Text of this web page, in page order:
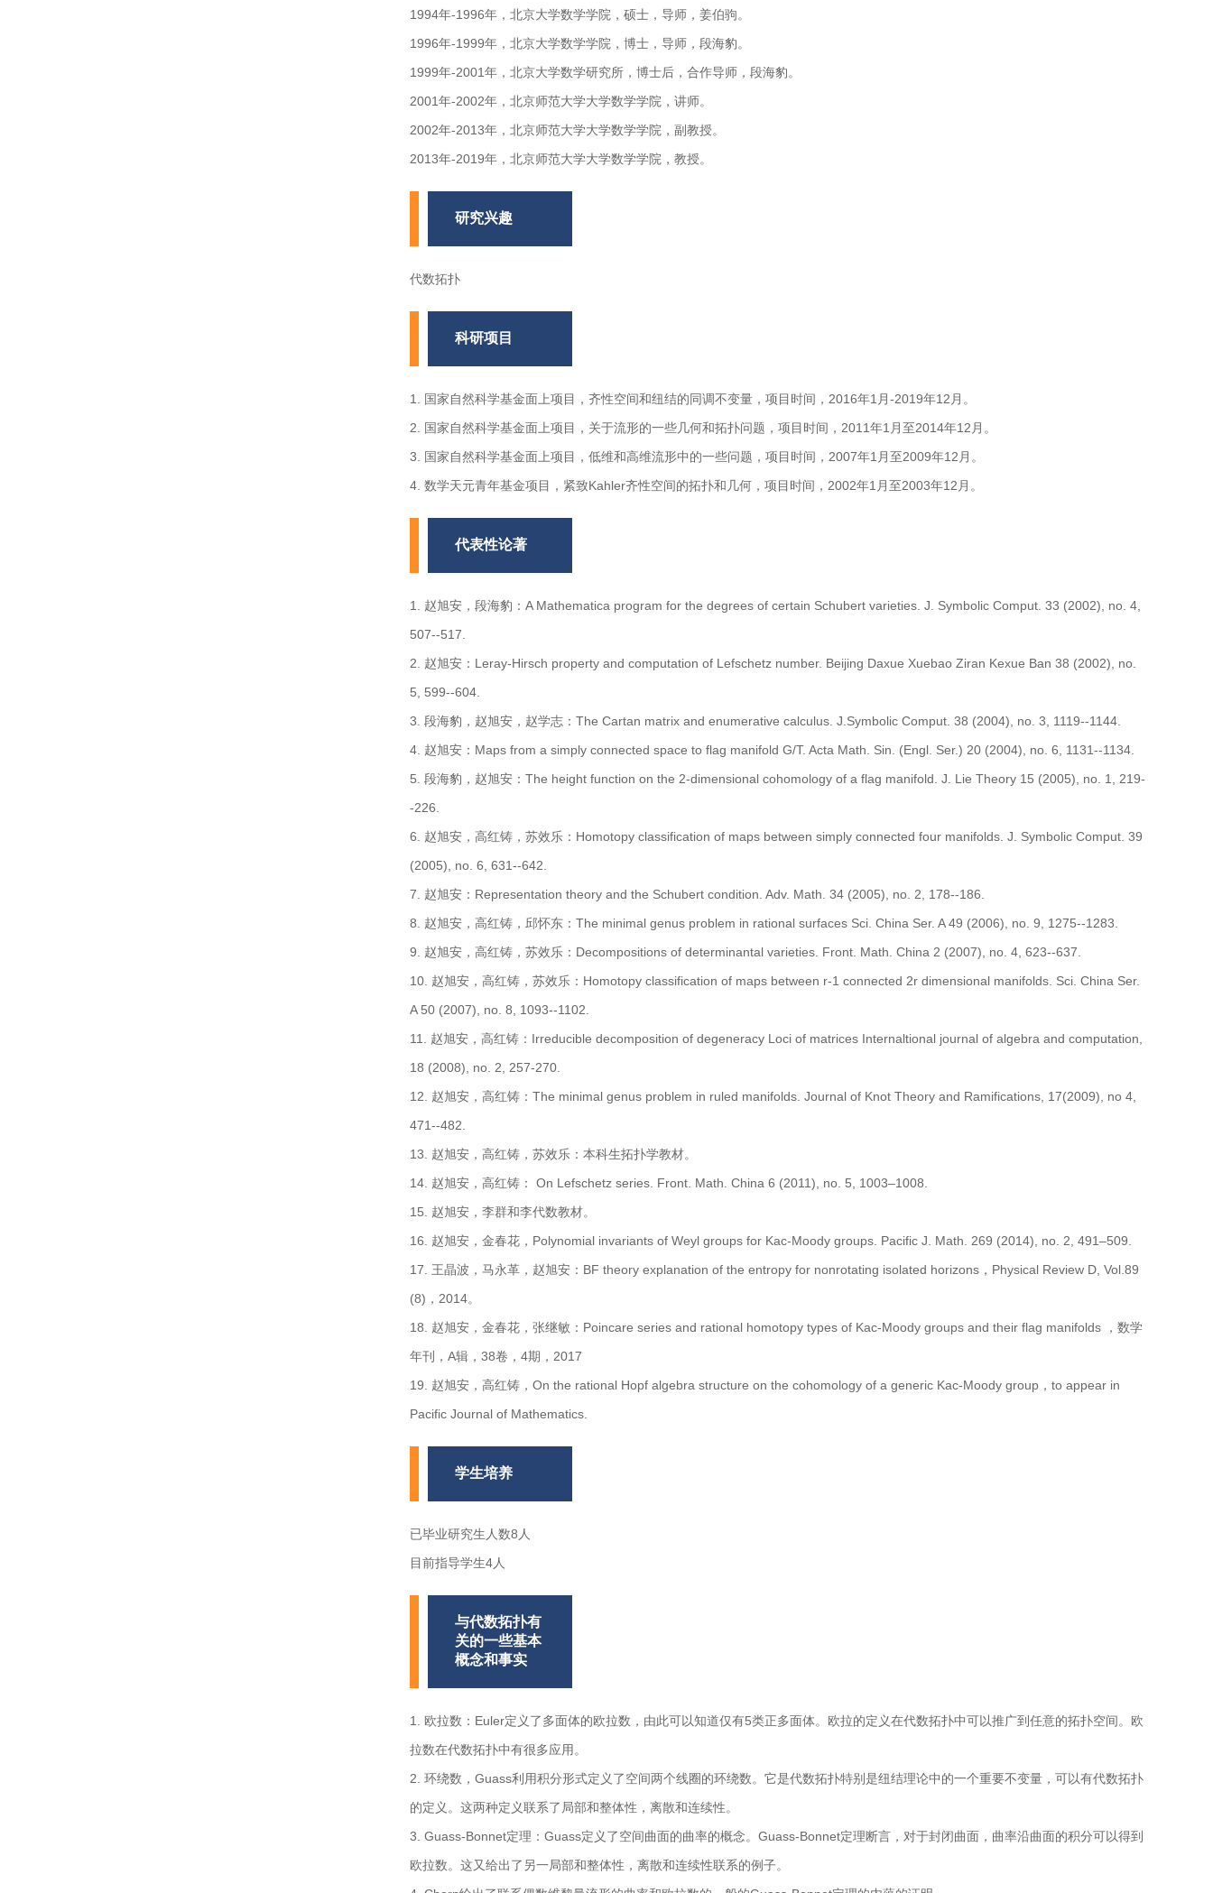
1994年-1996年，北京大学数学学院，硕士，导师，姜伯驹。
1996年-1999年，北京大学数学学院，博士，导师，段海豹。
1999年-2001年，北京大学数学研究所，博士后，合作导师，段海豹。
2001年-2002年，北京师范大学大学数学学院，讲师。
2002年-2013年，北京师范大学大学数学学院，副教授。
2013年-2019年，北京师范大学大学数学学院，教授。
研究兴趣
代数拓扑
科研项目
1. 国家自然科学基金面上项目，齐性空间和纽结的同调不变量，项目时间，2016年1月-2019年12月。
2. 国家自然科学基金面上项目，关于流形的一些几何和拓扑问题，项目时间，2011年1月至2014年12月。
3. 国家自然科学基金面上项目，低维和高维流形中的一些问题，项目时间，2007年1月至2009年12月。
4. 数学天元青年基金项目，紧致Kahler齐性空间的拓扑和几何，项目时间，2002年1月至2003年12月。
代表性论著
1. 赵旭安，段海豹：A Mathematica program for the degrees of certain Schubert varieties. J. Symbolic Comput. 33 (2002), no. 4,
507--517.
2. 赵旭安：Leray-Hirsch property and computation of Lefschetz number. Beijing Daxue Xuebao Ziran Kexue Ban 38 (2002), no.
5, 599--604.
3. 段海豹，赵旭安，赵学志：The Cartan matrix and enumerative calculus. J.Symbolic Comput. 38 (2004), no. 3, 1119--1144.
4. 赵旭安：Maps from a simply connected space to flag manifold G/T. Acta Math. Sin. (Engl. Ser.) 20 (2004), no. 6, 1131--1134.
5. 段海豹，赵旭安：The height function on the 2-dimensional cohomology of a flag manifold. J. Lie Theory 15 (2005), no. 1, 219-
-226.
6. 赵旭安，高红铸，苏效乐：Homotopy classification of maps between simply connected four manifolds. J. Symbolic Comput. 39
(2005), no. 6, 631--642.
7. 赵旭安：Representation theory and the Schubert condition. Adv. Math. 34 (2005), no. 2, 178--186.
8. 赵旭安，高红铸，邱怀东：The minimal genus problem in rational surfaces Sci. China Ser. A 49 (2006), no. 9, 1275--1283.
9. 赵旭安，高红铸，苏效乐：Decompositions of determinantal varieties. Front. Math. China 2 (2007), no. 4, 623--637.
10. 赵旭安，高红铸，苏效乐：Homotopy classification of maps between r-1 connected 2r dimensional manifolds. Sci. China Ser.
A 50 (2007), no. 8, 1093--1102.
11. 赵旭安，高红铸：Irreducible decomposition of degeneracy Loci of matrices Internaltional journal of algebra and computation,
18 (2008), no. 2, 257-270.
12. 赵旭安，高红铸：The minimal genus problem in ruled manifolds. Journal of Knot Theory and Ramifications, 17(2009), no 4,
471--482.
13. 赵旭安，高红铸，苏效乐：本科生拓扑学教材。
14. 赵旭安，高红铸： On Lefschetz series. Front. Math. China 6 (2011), no. 5, 1003–1008.
15. 赵旭安，李群和李代数教材。
16. 赵旭安，金春花，Polynomial invariants of Weyl groups for Kac-Moody groups. Pacific J. Math. 269 (2014), no. 2, 491–509.
17. 王晶波，马永革，赵旭安：BF theory explanation of the entropy for nonrotating isolated horizons，Physical Review D, Vol.89
(8)，2014。
18. 赵旭安，金春花，张继敏：Poincare series and rational homotopy types of Kac-Moody groups and their flag manifolds ，数学
年刊，A辑，38卷，4期，2017
19. 赵旭安，高红铸，On the rational Hopf algebra structure on the cohomology of a generic Kac-Moody group，to appear in
Pacific Journal of Mathematics.
学生培养
已毕业研究生人数8人
目前指导学生4人
与代数拓扑有
关的一些基本
概念和事实
1. 欧拉数：Euler定义了多面体的欧拉数，由此可以知道仅有5类正多面体。欧拉的定义在代数拓扑中可以推广到任意的拓扑空间。欧
拉数在代数拓扑中有很多应用。
2. 环绕数，Guass利用积分形式定义了空间两个线圈的环绕数。它是代数拓扑特别是纽结理论中的一个重要不变量，可以有代数拓扑
的定义。这两种定义联系了局部和整体性，离散和连续性。
3. Guass-Bonnet定理：Guass定义了空间曲面的曲率的概念。Guass-Bonnet定理断言，对于封闭曲面，曲率沿曲面的积分可以得到
欧拉数。这又给出了另一局部和整体性，离散和连续性联系的例子。